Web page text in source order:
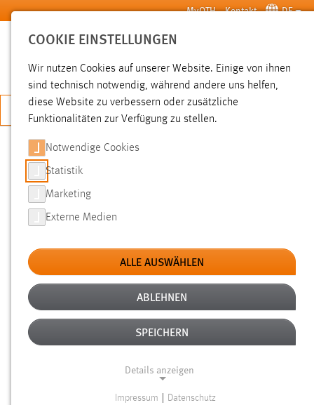
Zum Hauptinhalt springen MyOTH Kontakt DE
SUCHE
JETZT BEWERBEN
SUCHE
FILTER
Typ
Erstellungsdatum
Alter
COOKIE EINSTELLUNGEN
Wir nutzen Cookies auf unserer Website. Einige von ihnen
sind technisch notwendig, während andere uns helfen,
diese Website zu verbessern oder zusätzliche
Funktionalitäten zur Verfügung zu stellen.
Notwendige Cookies
Statistik
Marketing
Externe Medien
ALLE AUSWÄHLEN
ABLEHNEN
SPEICHERN
Details anzeigen
Impressum Datenschutz